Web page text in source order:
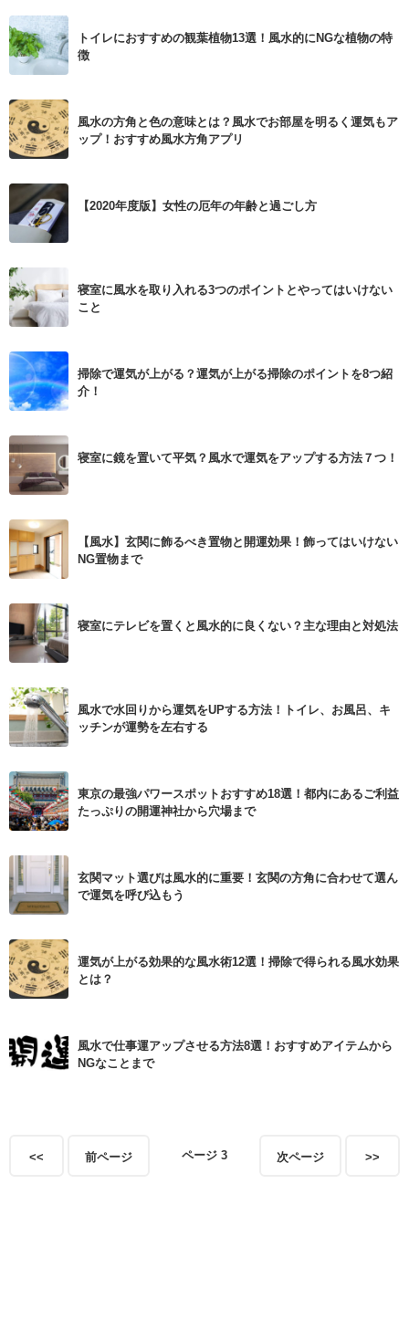
トイレにおすすめの観葉植物13選！風水的にNGな植物の特
徴
風水の方角と色の意味とは？風水でお部屋を明るく運気もア
ップ！おすすめ風水方角アプリ
【2020年度版】女性の厄年の年齢と過ごし方
寝室に風水を取り入れる3つのポイントとやってはいけない
こと
掃除で運気が上がる？運気が上がる掃除のポイントを8つ紹
介！
寝室に鏡を置いて平気？風水で運気をアップする方法７つ！
【風水】玄関に飾るべき置物と開運効果！飾ってはいけない
NG置物まで
寝室にテレビを置くと風水的に良くない？主な理由と対処法
風水で水回りから運気をUPする方法！トイレ、お風呂、キ
ッチンが運勢を左右する
東京の最強パワースポットおすすめ18選！都内にあるご利益
たっぷりの開運神社から穴場まで
玄関マット選びは風水的に重要！玄関の方角に合わせて選ん
で運気を呼び込もう
運気が上がる効果的な風水術12選！掃除で得られる風水効果
とは？
風水で仕事運アップさせる方法8選！おすすめアイテムから
NGなことまで
ページ 3
<< 前ページ 次ページ >>